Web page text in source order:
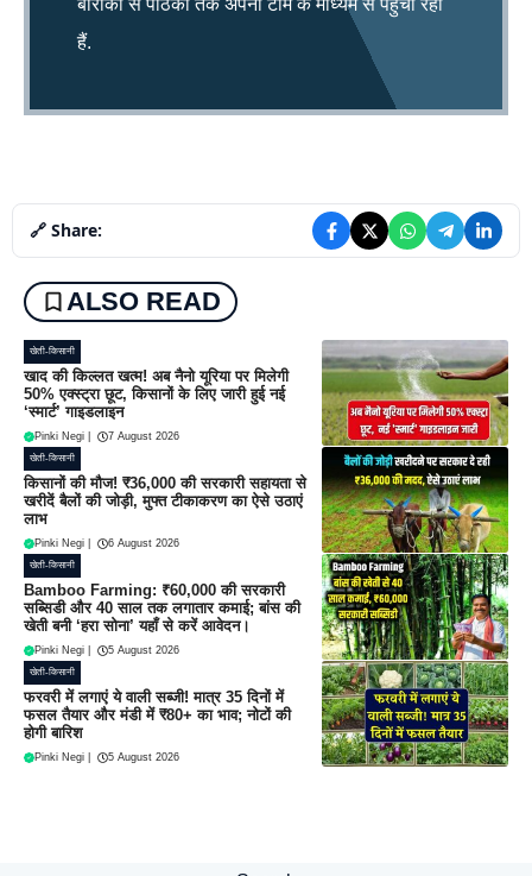
बारीकी से पाठकों तक अपनी टीम के माध्यम से पहुंचा रही
हैं.
🔗 Share:
ALSO READ
खेती-किसानी
खाद की किल्लत खत्म! अब नैनो यूरिया पर मिलेगी
50% एक्स्ट्रा छूट, किसानों के लिए जारी हुई नई
‘स्मार्ट’ गाइडलाइन
Pinki Negi 7 August 2026
खेती-किसानी
किसानों की मौज! ₹36,000 की सरकारी सहायता से
खरीदें बैलों की जोड़ी, मुफ्त टीकाकरण का ऐसे उठाएं
लाभ
Pinki Negi 6 August 2026
खेती-किसानी
Bamboo Farming: ₹60,000 की सरकारी
सब्सिडी और 40 साल तक लगातार कमाई; बांस की
खेती बनी ‘हरा सोना’ यहाँ से करें आवेदन।
Pinki Negi 5 August 2026
खेती-किसानी
फरवरी में लगाएं ये वाली सब्जी! मात्र 35 दिनों में
फसल तैयार और मंडी में ₹80+ का भाव; नोटों की
होगी बारिश
Pinki Negi 5 August 2026